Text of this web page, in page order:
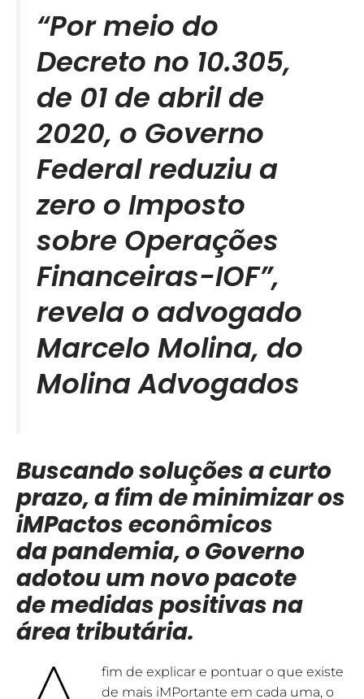
“Por meio do
Decreto no 10.305,
de 01 de abril de
2020, o Governo
Federal reduziu a
zero o Imposto
sobre Operações
Financeiras-IOF”,
revela o advogado
Marcelo Molina, do
Molina Advogados
Buscando soluções a curto
prazo, a fim de minimizar os
iMPactos econômicos
da pandemia, o Governo
adotou um novo pacote
de medidas positivas na
área tributária.
fim de explicar e pontuar o que existe
de mais iMPortante em cada uma, o